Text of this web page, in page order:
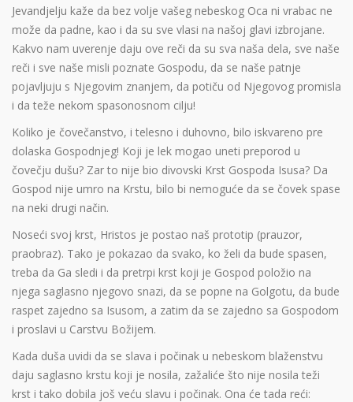
Jevandjelju kaže da bez volje vašeg nebeskog Oca ni vrabac ne
može da padne, kao i da su sve vlasi na našoj glavi izbrojane.
Kakvo nam uverenje daju ove reči da su sva naša dela, sve naše
reči i sve naše misli poznate Gospodu, da se naše patnje
pojavljuju s Njegovim znanjem, da potiču od Njegovog promisla
i da teže nekom spasonosnom cilju!
Koliko je čovečanstvo, i telesno i duhovno, bilo iskvareno pre
dolaska Gospodnjeg! Koji je lek mogao uneti preporod u
čovečju dušu? Zar to nije bio divovski Krst Gospoda Isusa? Da
Gospod nije umro na Krstu, bilo bi nemoguće da se čovek spase
na neki drugi način.
Noseći svoj krst, Hristos je postao naš prototip (prauzor,
praobraz). Tako je pokazao da svako, ko želi da bude spasen,
treba da Ga sledi i da pretrpi krst koji je Gospod položio na
njega saglasno njegovo snazi, da se popne na Golgotu, da bude
raspet zajedno sa Isusom, a zatim da se zajedno sa Gospodom
i proslavi u Carstvu Božijem.
Kada duša uvidi da se slava i počinak u nebeskom blaženstvu
daju saglasno krstu koji je nosila, zažaliće što nije nosila teži
krst i tako dobila još veću slavu i počinak. Ona će tada reći: